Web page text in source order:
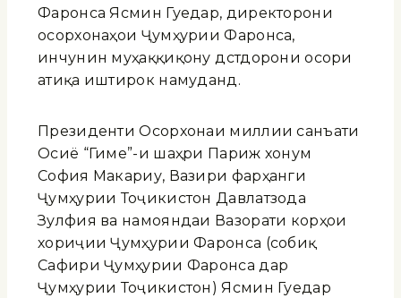
Фаронса Ясмин Гуедар, директорони
осорхонаҳои Ҷумҳурии Фаронса,
инчунин муҳаққиқону дӯстдорони осори
атиқа иштирок намуданд.
Президенти Осорхонаи миллии санъати
Осиё “Гиме”-и шаҳри Париж хонум
София Макариу, Вазири фарҳанги
Ҷумҳурии Тоҷикистон Давлатзода
Зулфия ва намояндаи Вазорати корҳои
хориҷии Ҷумҳурии Фаронса (собиқ
Сафири Ҷумҳурии Фаронса дар
Ҷумҳурии Тоҷикистон) Ясмин Гуедар